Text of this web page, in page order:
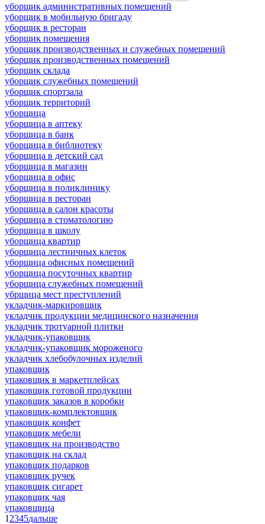
уборщик административных помещений
уборщик в мобильную бригаду
уборщик в ресторан
уборщик помещения
уборщик производственных и служебных помещений
уборщик производственных помещений
уборщик склада
уборщик служебных помещений
уборщик спортзала
уборщик территорий
уборщица
уборщица в аптеку
уборщица в банк
уборщица в библиотеку
уборщица в детский сад
уборщица в магазин
уборщица в офис
уборщица в поликлинику
уборщица в ресторан
уборщица в салон красоты
уборщица в стоматологию
уборщица в школу
уборщица квартир
уборщица лестничных клеток
уборщица офисных помещений
уборщица посуточных квартир
уборщица служебных помещений
убрщица мест преступлений
укладчик-маркировщик
укладчик продукции медицинского назначения
укладчик тротуарной плитки
укладчик-упаковщик
укладчик-упаковщик мороженого
укладчик хлебобулочных изделий
упаковщик
упаковщик в маркетплейсах
упаковщик готовой продукции
упаковщик заказов в коробки
упаковщик-комплектовщик
упаковщик конфет
упаковщик мебели
упаковщик на производство
упаковщик на склад
упаковщик подарков
упаковщик ручек
упаковщик сигарет
упаковщик чая
упаковщица
1 2345дальше